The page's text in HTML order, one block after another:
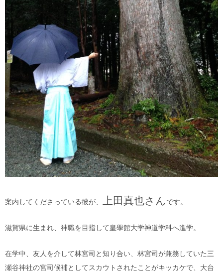
案内してくださっている彼が、 上田真也さんです。
滋賀県に生まれ、神職を目指して皇學館大学神道学科へ進学。
在学中、友人を介して林宮司と知り合い、林宮司が兼務していた三
瀬谷神社の宮司候補としてスカウトされたことがキッカケで、大台